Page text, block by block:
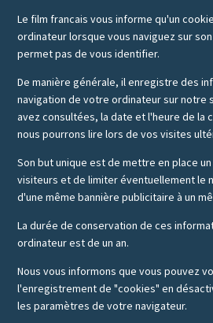
Le film francais vous informe qu'un
ordinateur lorsque vous naviguez sur
permet pas de vous identifier.
De manière générale, il enregistre des
navigation de votre ordinateur sur notre
avez consultées, la date et l'heure de la
nous pourrons lire lors de vos visites
Son but unique est de mettre en place
visiteurs et de limiter éventuellement le
d'une même bannière publicitaire à un
La durée de conservation de ces
ordinateur est de un an.
Nous vous informons que vous pouvez
l'enregistrement de "cookies" en
les paramètres de votre navigateur.